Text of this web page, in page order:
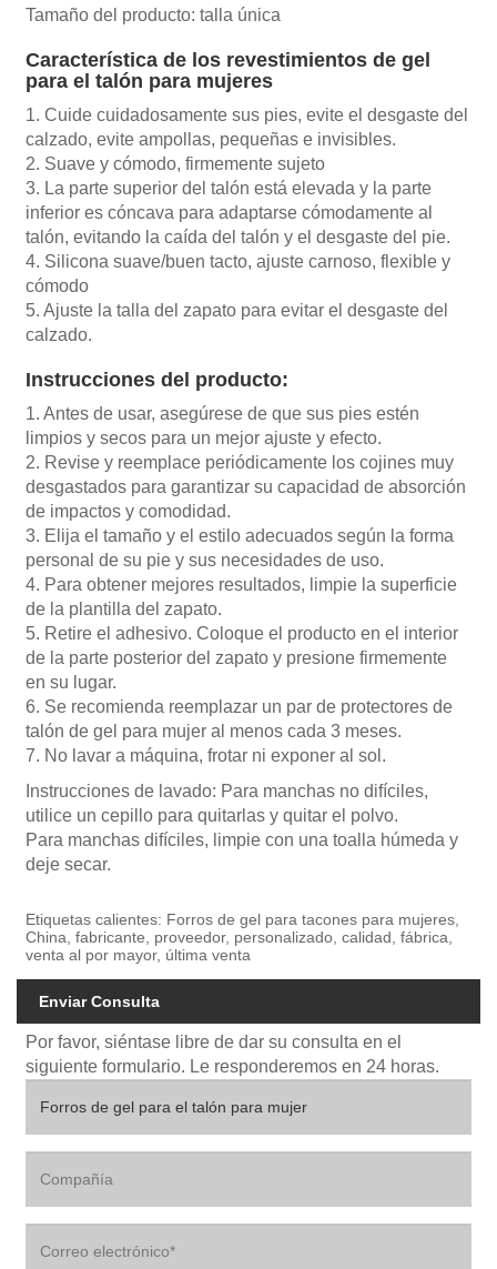
Tamaño del producto: talla única
Característica de los revestimientos de gel
para el talón para mujeres
1. Cuide cuidadosamente sus pies, evite el desgaste del
calzado, evite ampollas, pequeñas e invisibles.
2. Suave y cómodo, firmemente sujeto
3. La parte superior del talón está elevada y la parte
inferior es cóncava para adaptarse cómodamente al
talón, evitando la caída del talón y el desgaste del pie.
4. Silicona suave/buen tacto, ajuste carnoso, flexible y
cómodo
5. Ajuste la talla del zapato para evitar el desgaste del
calzado.
Instrucciones del producto:
1. Antes de usar, asegúrese de que sus pies estén
limpios y secos para un mejor ajuste y efecto.
2. Revise y reemplace periódicamente los cojines muy
desgastados para garantizar su capacidad de absorción
de impactos y comodidad.
3. Elija el tamaño y el estilo adecuados según la forma
personal de su pie y sus necesidades de uso.
4. Para obtener mejores resultados, limpie la superficie
de la plantilla del zapato.
5. Retire el adhesivo. Coloque el producto en el interior
de la parte posterior del zapato y presione firmemente
en su lugar.
6. Se recomienda reemplazar un par de protectores de
talón de gel para mujer al menos cada 3 meses.
7. No lavar a máquina, frotar ni exponer al sol.
Instrucciones de lavado: Para manchas no difíciles,
utilice un cepillo para quitarlas y quitar el polvo.
Para manchas difíciles, limpie con una toalla húmeda y
deje secar.
Etiquetas calientes: Forros de gel para tacones para mujeres,
China, fabricante, proveedor, personalizado, calidad, fábrica,
venta al por mayor, última venta
Enviar Consulta
Por favor, siéntase libre de dar su consulta en el
siguiente formulario. Le responderemos en 24 horas.